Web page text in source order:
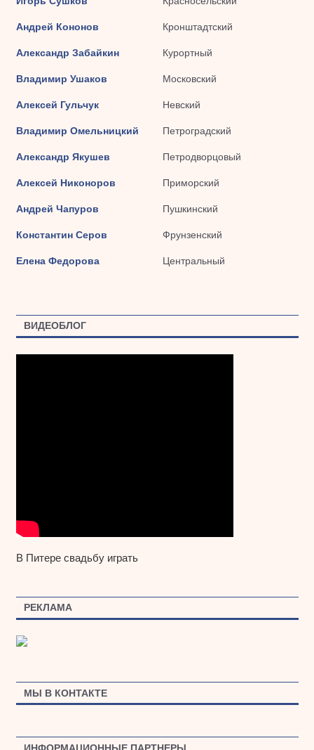
Андрей Кононов Кронштадтский
Александр Забайкин Курортный
Владимир Ушаков Московский
Алексей Гульчук Невский
Владимир Омельницкий Петроградский
Александр Якушев Петродворцовый
Алексей Никоноров Приморский
Андрей Чапуров Пушкинский
Константин Серов Фрунзенский
Елена Федорова Центральный
ВИДЕОБЛОГ
В Питере свадьбу играть
РЕКЛАМА
МЫ В КОНТАКТЕ